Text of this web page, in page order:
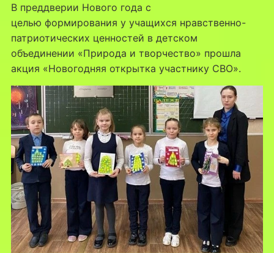
В преддверии Нового года с
целью формирования у учащихся нравственно-
патриотических ценностей в детском
объединении «Природа и творчество» прошла
акция «Новогодняя открытка участнику СВО».